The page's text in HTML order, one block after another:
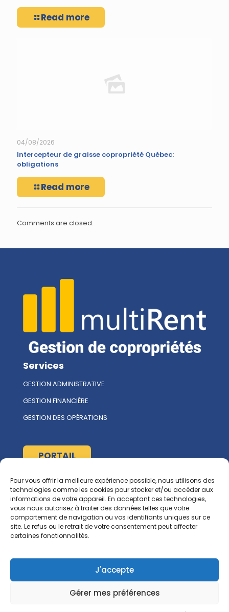
Pour vous offrir la meilleure expérience possible, nous utilisons des
technologies comme les cookies pour stocker et/ou accéder aux
informations de votre appareil. En acceptant ces technologies,
vous nous autorisez à traiter des données telles que votre
comportement de navigation ou vos identifiants uniques sur ce
site. Le refus ou le retrait de votre consentement peut affecter
certaines fonctionnalités.
J'accepte
Gérer mes préférences
Read more
04/08/2026
Intercepteur de graisse copropriété Québec:
obligations
Read more
Comments are closed.
Services
GESTION ADMINISTRATIVE
GESTION FINANCIÈRE
GESTION DES OPÉRATIONS
PORTAIL
À propos
L'ÉQUIPE MULTIRENT
NOUS CONTACTER
CORPIQ